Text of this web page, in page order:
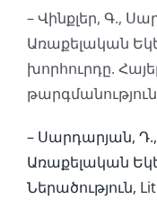
– Վինքլեր, Գ.,
Առաքելական
խորհուրդը.
– Սարդարյան,
Առաքելական
Ներածություն,